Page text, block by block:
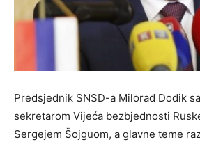
Predsjednik SNSD-a Milorad Dodik
sekretarom Vijeća bezbjednosti
Sergejem Šojguom, a glavne teme